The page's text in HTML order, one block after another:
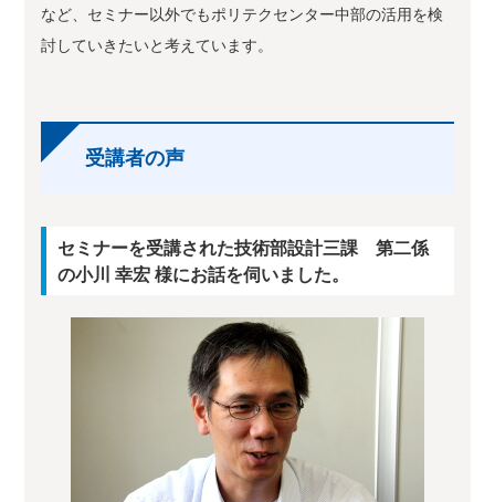
など、セミナー以外でもポリテクセンター中部の活用を検
討していきたいと考えています。
受講者の声
セミナーを受講された技術部設計三課 第二係
の小川 幸宏 様にお話を伺いました。